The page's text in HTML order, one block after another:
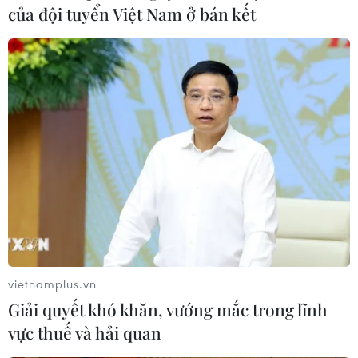
Mưa lớn kết hợp triều cường, nhiều tuyến
đường TP.HCM ngập nặng
29/10/2023 12:57
Các quận, huyện bị ngập nặng nhất là huyện Nhà Bè
và quận 7, quận 8, quận Bình Tân... Đây là những khu
vực có hệ thống đê kè chưa hoàn thiện khiến nước từ
sông, rạch tràn lên bờ.
của đội tuyển Việt Nam ở bán kết
vietnamplus.vn
Giải quyết khó khăn, vướng mắc trong lĩnh
vực thuế và hải quan